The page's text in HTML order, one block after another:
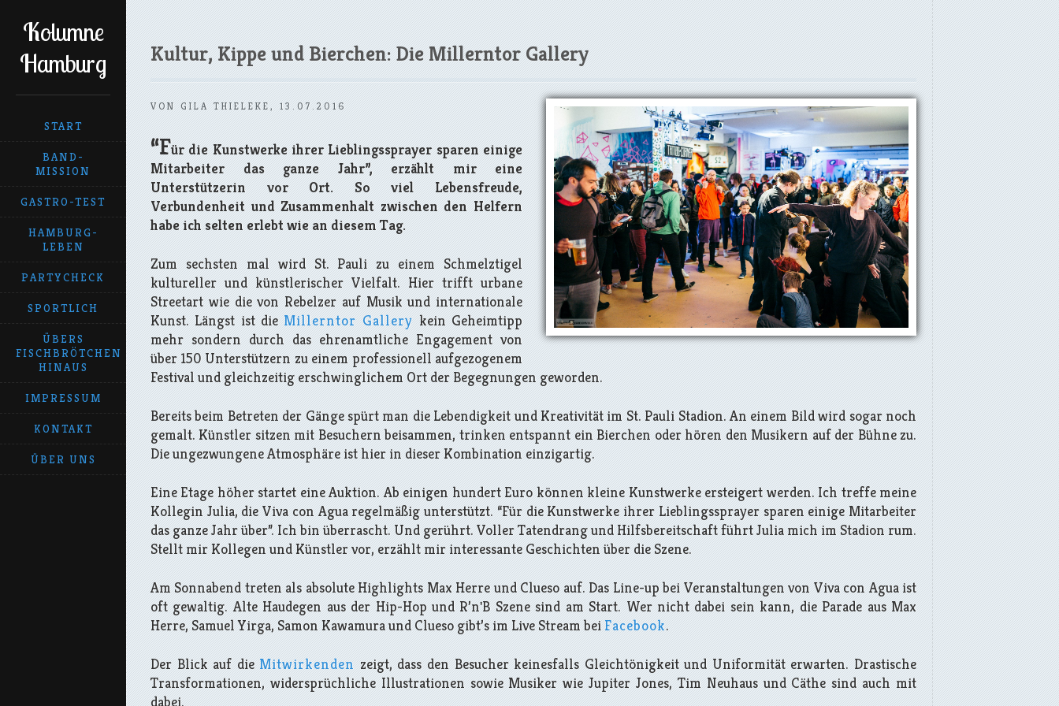
Kolumne
Hamburg
START
BAND-
MISSION
GASTRO-TEST
HAMBURG-
LEBEN
PARTYCHECK
SPORTLICH
ÜBERS
FISCHBRÖTCHEN
HINAUS
IMPRESSUM
KONTAKT
ÜBER UNS
Kultur, Kippe und Bierchen: Die Millerntor Gallery
VON GILA THIELEKE, 13.07.2016
“Für die Kunstwerke ihrer Lieblingssprayer sparen einige
Mitarbeiter das ganze Jahr”, erzählt mir eine
Unterstützerin vor Ort. So viel Lebensfreude,
Verbundenheit und Zusammenhalt zwischen den Helfern
habe ich selten erlebt wie an diesem Tag.
Zum sechsten mal wird St. Pauli zu einem Schmelztigel
kultureller und künstlerischer Vielfalt. Hier trifft urbane
Streetart wie die von Rebelzer auf Musik und internationale
Kunst. Längst ist die Millerntor Gallery kein Geheimtipp
mehr sondern durch das ehrenamtliche Engagement von
über 150 Unterstützern zu einem professionell aufgezogenem
Festival und gleichzeitig erschwinglichem Ort der Begegnungen geworden.
Bereits beim Betreten der Gänge spürt man die Lebendigkeit und Kreativität im St. Pauli Stadion. An einem Bild wird sogar noch
gemalt. Künstler sitzen mit Besuchern beisammen, trinken entspannt ein Bierchen oder hören den Musikern auf der Bühne zu.
Die ungezwungene Atmosphäre ist hier in dieser Kombination einzigartig.
Eine Etage höher startet eine Auktion. Ab einigen hundert Euro können kleine Kunstwerke ersteigert werden. Ich treffe meine
Kollegin Julia, die Viva con Agua regelmäßig unterstützt. “Für die Kunstwerke ihrer Lieblingssprayer sparen einige Mitarbeiter
das ganze Jahr über”. Ich bin überrascht. Und gerührt. Voller Tatendrang und Hilfsbereitschaft führt Julia mich im Stadion rum.
Stellt mir Kollegen und Künstler vor, erzählt mir interessante Geschichten über die Szene.
Am Sonnabend treten als absolute Highlights Max Herre und Clueso auf. Das Line-up bei Veranstaltungen von Viva con Agua ist
oft gewaltig. Alte Haudegen aus der Hip-Hop und R’n'B Szene sind am Start. Wer nicht dabei sein kann, die Parade aus Max
Herre, Samuel Yirga, Samon Kawamura und Clueso gibt’s im Live Stream bei Facebook.
Der Blick auf die Mitwirkenden zeigt, dass den Besucher keinesfalls Gleichtönigkeit und Uniformität erwarten. Drastische
Transformationen, widersprüchliche Illustrationen sowie Musiker wie Jupiter Jones, Tim Neuhaus und Cäthe sind auch mit
dabei.